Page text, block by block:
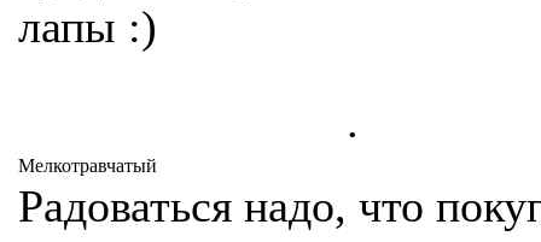
лапы :)
.
Мелкотравчатый
Радоваться надо, что